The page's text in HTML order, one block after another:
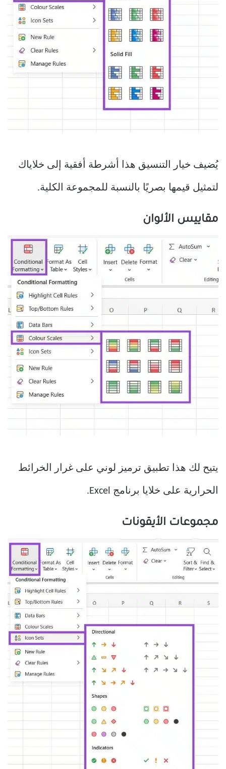
يُضيف خيار التنسيق هذا أشرطة أفقية إلى خلاياك
لتمثيل قيمها بصريًا بالنسبة للمجموعة الكلية.
مقاييس الألوان
يتيح لك هذا تطبيق ترميز لوني على غرار الخرائط
الحرارية على خلايا برنامج Excel.
مجموعات الأيقونات